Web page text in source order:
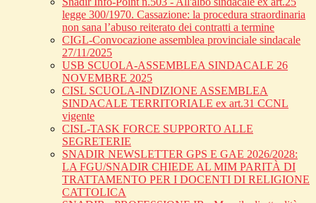
legge 300/1970. Cassazione: la procedura straordinaria
non sana l’abuso reiterato dei contratti a termine
CIGL-Convocazione assemblea provinciale sindacale
27/11/2025
USB SCUOLA-ASSEMBLEA SINDACALE 26
NOVEMBRE 2025
CISL SCUOLA-INDIZIONE ASSEMBLEA
SINDACALE TERRITORIALE ex art.31 CCNL
vigente
CISL-TASK FORCE SUPPORTO ALLE
SEGRETERIE
SNADIR NEWSLETTER GPS E GAE 2026/2028:
LA FGU/SNADIR CHIEDE AL MIM PARITÀ DI
TRATTAMENTO PER I DOCENTI DI RELIGIONE
CATTOLICA